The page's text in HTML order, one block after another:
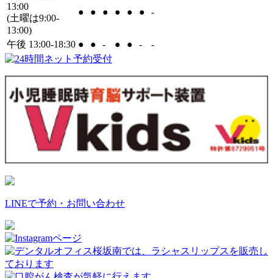
13:00
(土曜は9:00-
13:00)
● ● ● ● ● ● -
午後 13:00-18:30 ● ● - ● ● - -
LINEで予約・お問い合わせ